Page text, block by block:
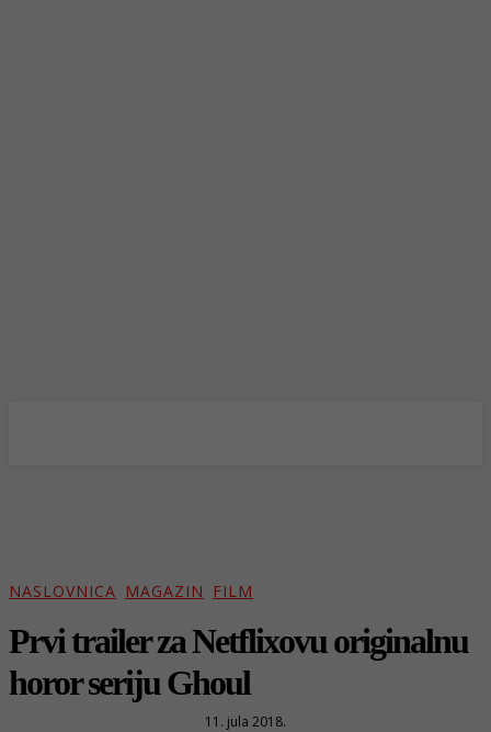
NASLOVNICA MAGAZIN FILM
Prvi trailer za Netflixovu originalnu
horor seriju Ghoul
11. jula 2018.